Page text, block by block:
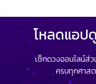
โหลดแอป
เช็กดวงออนไลน์ส่
ครบทุกศาส